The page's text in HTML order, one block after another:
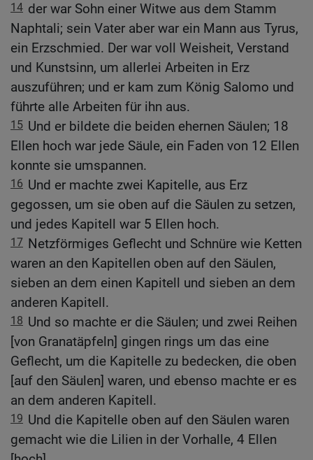
14 der war Sohn einer Witwe aus dem Stamm
Naphtali; sein Vater aber war ein Mann aus Tyrus,
ein Erzschmied. Der war voll Weisheit, Verstand
und Kunstsinn, um allerlei Arbeiten in Erz
auszuführen; und er kam zum König Salomo und
führte alle Arbeiten für ihn aus.
15 Und er bildete die beiden ehernen Säulen; 18
Ellen hoch war jede Säule, ein Faden von 12 Ellen
konnte sie umspannen.
16 Und er machte zwei Kapitelle, aus Erz
gegossen, um sie oben auf die Säulen zu setzen,
und jedes Kapitell war 5 Ellen hoch.
17 Netzförmiges Geflecht und Schnüre wie Ketten
waren an den Kapitellen oben auf den Säulen,
sieben an dem einen Kapitell und sieben an dem
anderen Kapitell.
18 Und so machte er die Säulen; und zwei Reihen
[von Granatäpfeln] gingen rings um das eine
Geflecht, um die Kapitelle zu bedecken, die oben
[auf den Säulen] waren, und ebenso machte er es
an dem anderen Kapitell.
19 Und die Kapitelle oben auf den Säulen waren
gemacht wie die Lilien in der Vorhalle, 4 Ellen